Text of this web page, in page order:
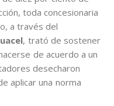
toda concesionaria
a través del
, trató de sostener
de acuerdo a un
desecharon
aplicar una norma